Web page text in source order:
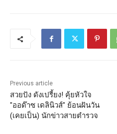
Previous article
สวยปัง ดังเปรี้ยง! คุ้ยหัวใจ
"ออด๊าซ เดลินิวส์" ย้อนฝันวัน
(เคยเป็น) นักข่าวสายตำรวจ